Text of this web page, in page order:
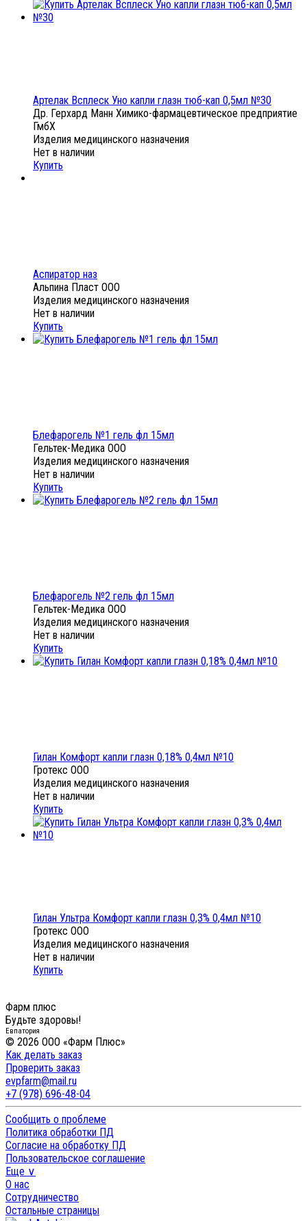
Артелак Всплеск Уно капли глазн тюб-кап 0,5мл №30
Др. Герхард Манн Химико-фармацевтическое предприятие
ГмбХ
Изделия медицинского назначения
Нет в наличии
Купить
Аспиратор наз
Альпина Пласт ООО
Изделия медицинского назначения
Нет в наличии
Купить
Блефарогель №1 гель фл 15мл
Гельтек-Медика ООО
Изделия медицинского назначения
Нет в наличии
Купить
Блефарогель №2 гель фл 15мл
Гельтек-Медика ООО
Изделия медицинского назначения
Нет в наличии
Купить
Гилан Комфорт капли глазн 0,18% 0,4мл №10
Гротекс ООО
Изделия медицинского назначения
Нет в наличии
Купить
Гилан Ультра Комфорт капли глазн 0,3% 0,4мл №10
Гротекс ООО
Изделия медицинского назначения
Нет в наличии
Купить
Фарм плюс
Будьте здоровы!
Евпатория
© 2026 ООО «Фарм Плюс»
Как делать заказ
Проверить заказ
evpfarm@mail.ru
+7 (978) 696-48-04
Сообщить о проблеме
Политика обработки ПД
Согласие на обработку ПД
Пользовательское соглашение
Еще ∨
О нас
Сотрудничество
Остальные страницы